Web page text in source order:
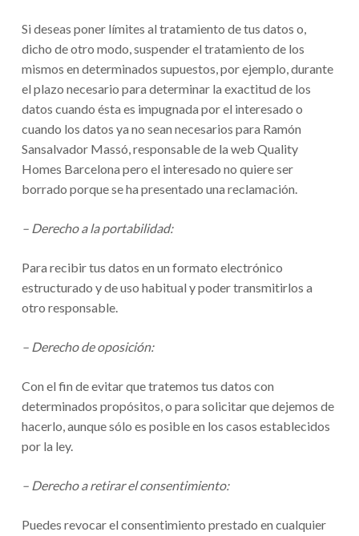
Si deseas poner límites al tratamiento de tus datos o,
dicho de otro modo, suspender el tratamiento de los
mismos en determinados supuestos, por ejemplo, durante
el plazo necesario para determinar la exactitud de los
datos cuando ésta es impugnada por el interesado o
cuando los datos ya no sean necesarios para Ramón
Sansalvador Massó, responsable de la web Quality
Homes Barcelona pero el interesado no quiere ser
borrado porque se ha presentado una reclamación.
– Derecho a la portabilidad:
Para recibir tus datos en un formato electrónico
estructurado y de uso habitual y poder transmitirlos a
otro responsable.
– Derecho de oposición:
Con el fin de evitar que tratemos tus datos con
determinados propósitos, o para solicitar que dejemos de
hacerlo, aunque sólo es posible en los casos establecidos
por la ley.
– Derecho a retirar el consentimiento:
Puedes revocar el consentimiento prestado en cualquier